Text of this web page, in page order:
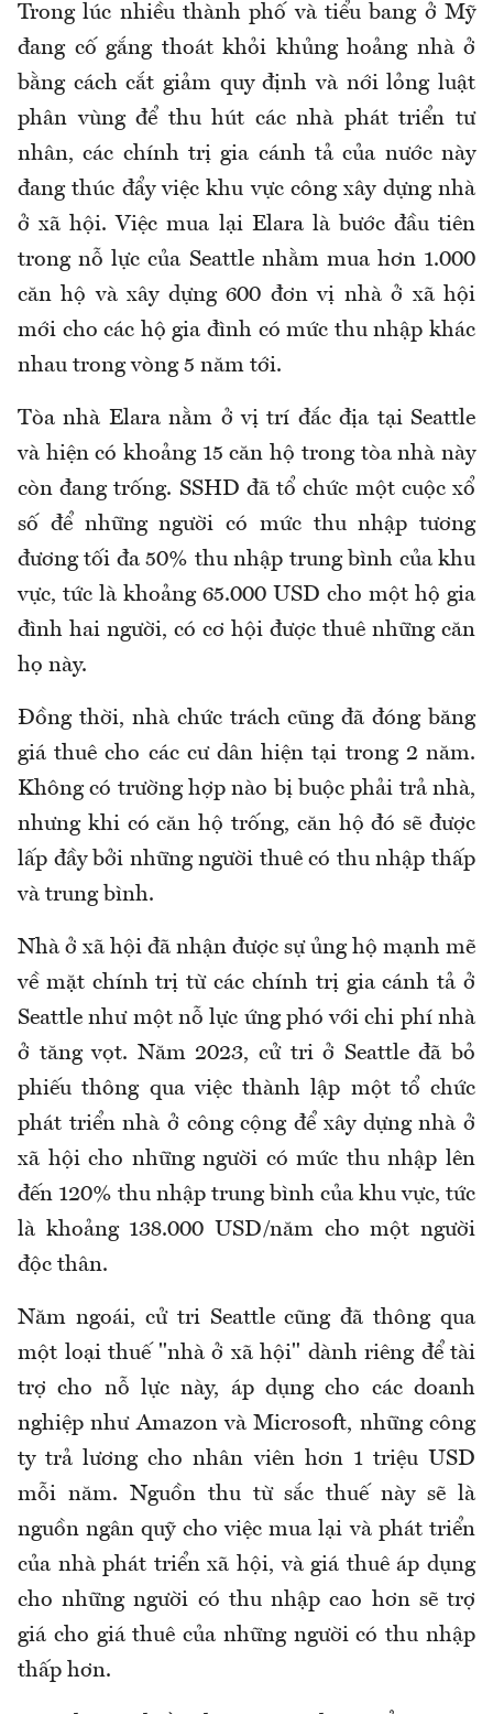
Trong lúc nhiều thành phố và tiểu bang ở Mỹ
đang cố gắng thoát khỏi khủng hoảng nhà ở
bằng cách cắt giảm quy định và nới lỏng luật
phân vùng để thu hút các nhà phát triển tư
nhân, các chính trị gia cánh tả của nước này
đang thúc đẩy việc khu vực công xây dựng nhà
ở xã hội. Việc mua lại Elara là bước đầu tiên
trong nỗ lực của Seattle nhằm mua hơn 1.000
căn hộ và xây dựng 600 đơn vị nhà ở xã hội
mới cho các hộ gia đình có mức thu nhập khác
nhau trong vòng 5 năm tới.
Tòa nhà Elara nằm ở vị trí đắc địa tại Seattle
và hiện có khoảng 15 căn hộ trong tòa nhà này
còn đang trống. SSHD đã tổ chức một cuộc xổ
số để những người có mức thu nhập tương
đương tối đa 50% thu nhập trung bình của khu
vực, tức là khoảng 65.000 USD cho một hộ gia
đình hai người, có cơ hội được thuê những căn
họ này.
Đồng thời, nhà chức trách cũng đã đóng băng
giá thuê cho các cư dân hiện tại trong 2 năm.
Không có trường hợp nào bị buộc phải trả nhà,
nhưng khi có căn hộ trống, căn hộ đó sẽ được
lấp đầy bởi những người thuê có thu nhập thấp
và trung bình.
Nhà ở xã hội đã nhận được sự ủng hộ mạnh mẽ
về mặt chính trị từ các chính trị gia cánh tả ở
Seattle như một nỗ lực ứng phó với chi phí nhà
ở tăng vọt. Năm 2023, cử tri ở Seattle đã bỏ
phiếu thông qua việc thành lập một tổ chức
phát triển nhà ở công cộng để xây dựng nhà ở
xã hội cho những người có mức thu nhập lên
đến 120% thu nhập trung bình của khu vực, tức
là khoảng 138.000 USD/năm cho một người
độc thân.
Năm ngoái, cử tri Seattle cũng đã thông qua
một loại thuế "nhà ở xã hội" dành riêng để tài
trợ cho nỗ lực này, áp dụng cho các doanh
nghiệp như Amazon và Microsoft, những công
ty trả lương cho nhân viên hơn 1 triệu USD
mỗi năm. Nguồn thu từ sắc thuế này sẽ là
nguồn ngân quỹ cho việc mua lại và phát triển
của nhà phát triển xã hội, và giá thuê áp dụng
cho những người có thu nhập cao hơn sẽ trợ
giá cho giá thuê của những người có thu nhập
thấp hơn.